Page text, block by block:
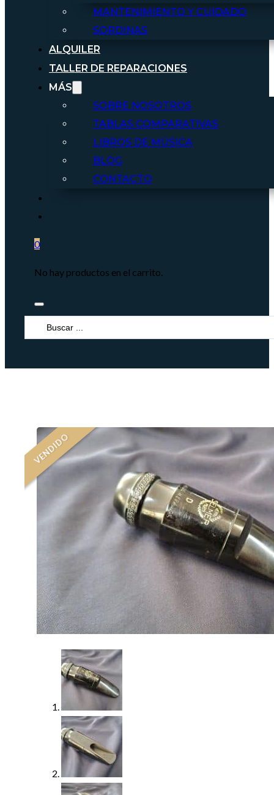
MANTENIMIENTO Y CUIDADO
SORDINAS
ALQUILER
TALLER DE REPARACIONES
MÁS
SOBRE NOSOTROS
TABLAS COMPARATIVAS
LIBROS DE MÚSICA
BLOG
CONTACTO
0
No hay productos en el carrito.
Search
...
VENDIDO